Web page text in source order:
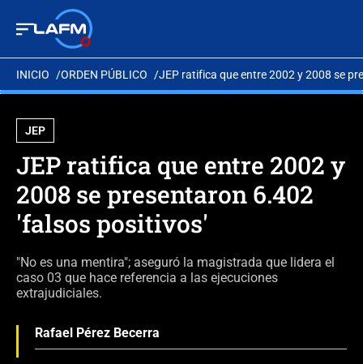
INICIO ORDEN PÚBLICO JEP ratifica que entre 2002 y 2008 se
JEP
JEP ratifica que entre 2002 y
2008 se presentaron 6.402
'falsos positivos'
"No es una mentira"; aseguró la magistrada que lidera el
caso 03 que hace referencia a las ejecuciones
extrajudiciales.
Rafael Pérez Becerra